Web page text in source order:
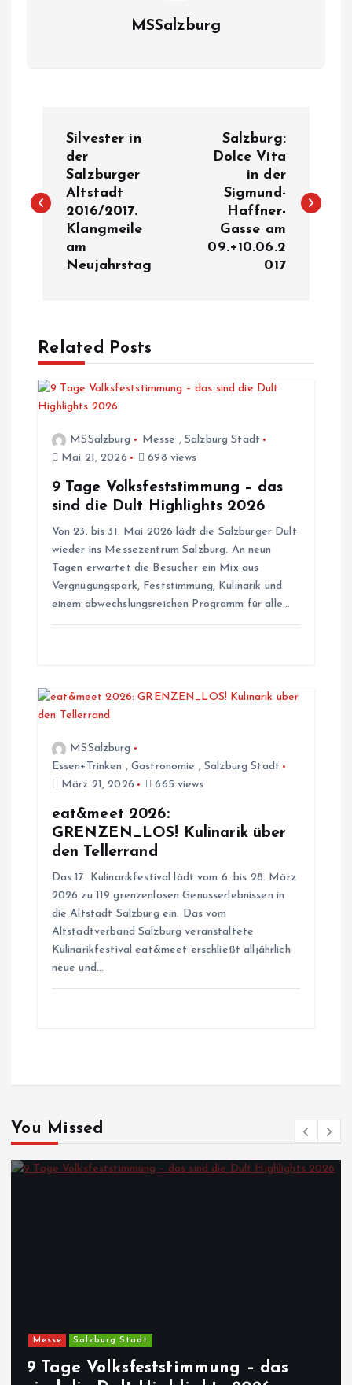
MSSalzburg
i
g
s
Silvester in
der
Salzburger
Altstadt
2016/2017.
Klangmeile
am
Neujahrstag
Salzburg:
Dolce Vita
in der
Sigmund-
Haffner-
Gasse am
09.+10.06.2
017
Related Posts
MSSalzburg Messe , Salzburg Stadt
Mai 21, 2026
698 views
9 Tage Volksfeststimmung – das
sind die Dult Highlights 2026
Von 23. bis 31. Mai 2026 lädt die Salzburger Dult
wieder ins Messezentrum Salzburg. An neun
Tagen erwartet die Besucher ein Mix aus
Vergnügungspark, Feststimmung, Kulinarik und
einem abwechslungsreichen Programm für alle…
MSSalzburg
Essen+Trinken ,Gastronomie ,Salzburg Stadt
März 21, 2026
665 views
eat&meet 2026:
GRENZEN_LOS! Kulinarik über
den Tellerrand
Das 17. Kulinarikfestival lädt vom 6. bis 28. März
2026 zu 119 grenzenlosen Genusserlebnissen in
die Altstadt Salzburg ein. Das vom
Altstadtverband Salzburg veranstaltete
Kulinarikfestival eat&meet erschließt alljährlich
neue und…
You Missed
Messe Salzburg Stadt
9 Tage Volksfeststimmung – das